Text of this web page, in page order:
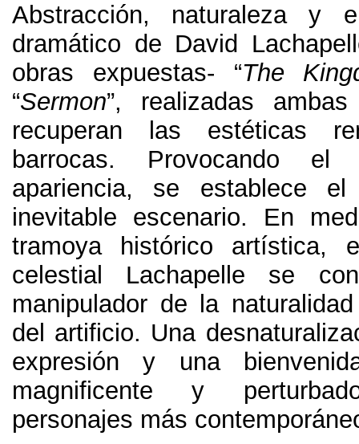
Abstracción, naturaleza y
dramático de David
obras expuestas- “The
“Sermon”, realizadas
recuperan las estéticas
barrocas. Provocando
apariencia, se establece el
inevitable escenario. En
tramoya histórico artística,
celestial Lachapelle se
manipulador de la
del artificio. Una
expresión y una
magnificente y
personajes más